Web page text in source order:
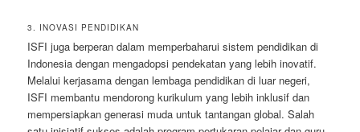
3. INOVASI PENDIDIKAN
ISFI juga berperan dalam memperbaharui sistem pendidikan di
Indonesia dengan mengadopsi pendekatan yang lebih inovatif.
Melalui kerjasama dengan lembaga pendidikan di luar negeri,
ISFI membantu mendorong kurikulum yang lebih inklusif dan
mempersiapkan generasi muda untuk tantangan global. Salah